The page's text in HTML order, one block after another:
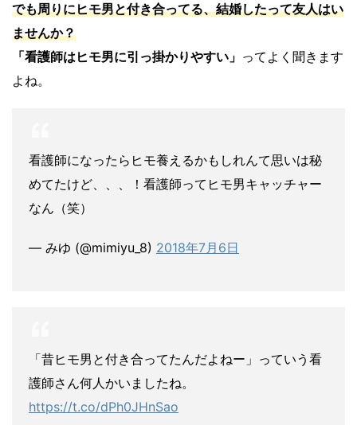
でも周りにヒモ男と付き合ってる、結婚したって友人はい
ませんか？
「看護師はヒモ男に引っ掛かりやすい」 ってよく聞きます
よね。
看護師になったらヒモ養えるかもしれんて思いは秘
めてたけど、、、！看護師ってヒモ男キャッチャー
なん（笑）
— みゆ (@mimiyu_8) 2018年7月6日
「昔ヒモ男と付き合ってたんだよねー」っていう看
護師さん何人かいましたね。
https://t.co/dPh0JHnSao